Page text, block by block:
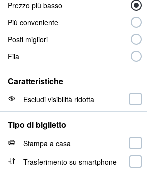
Prezzo più basso
Più conveniente
Posti migliori
Fila
Caratteristiche
Escludi visibilità ridotta
Tipo di biglietto
Stampa a casa
Trasferimento su smartphone